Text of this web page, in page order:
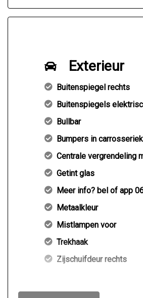
Exterieur
Buitenspiegel rechts
Buitenspiegels
Bullbar
Bumpers in
Centrale vergrendeling
Getint glas
Meer info? bel of app
Metaalkleur
Mistlampen voor
Trekhaak
Zijschuifdeur rechts